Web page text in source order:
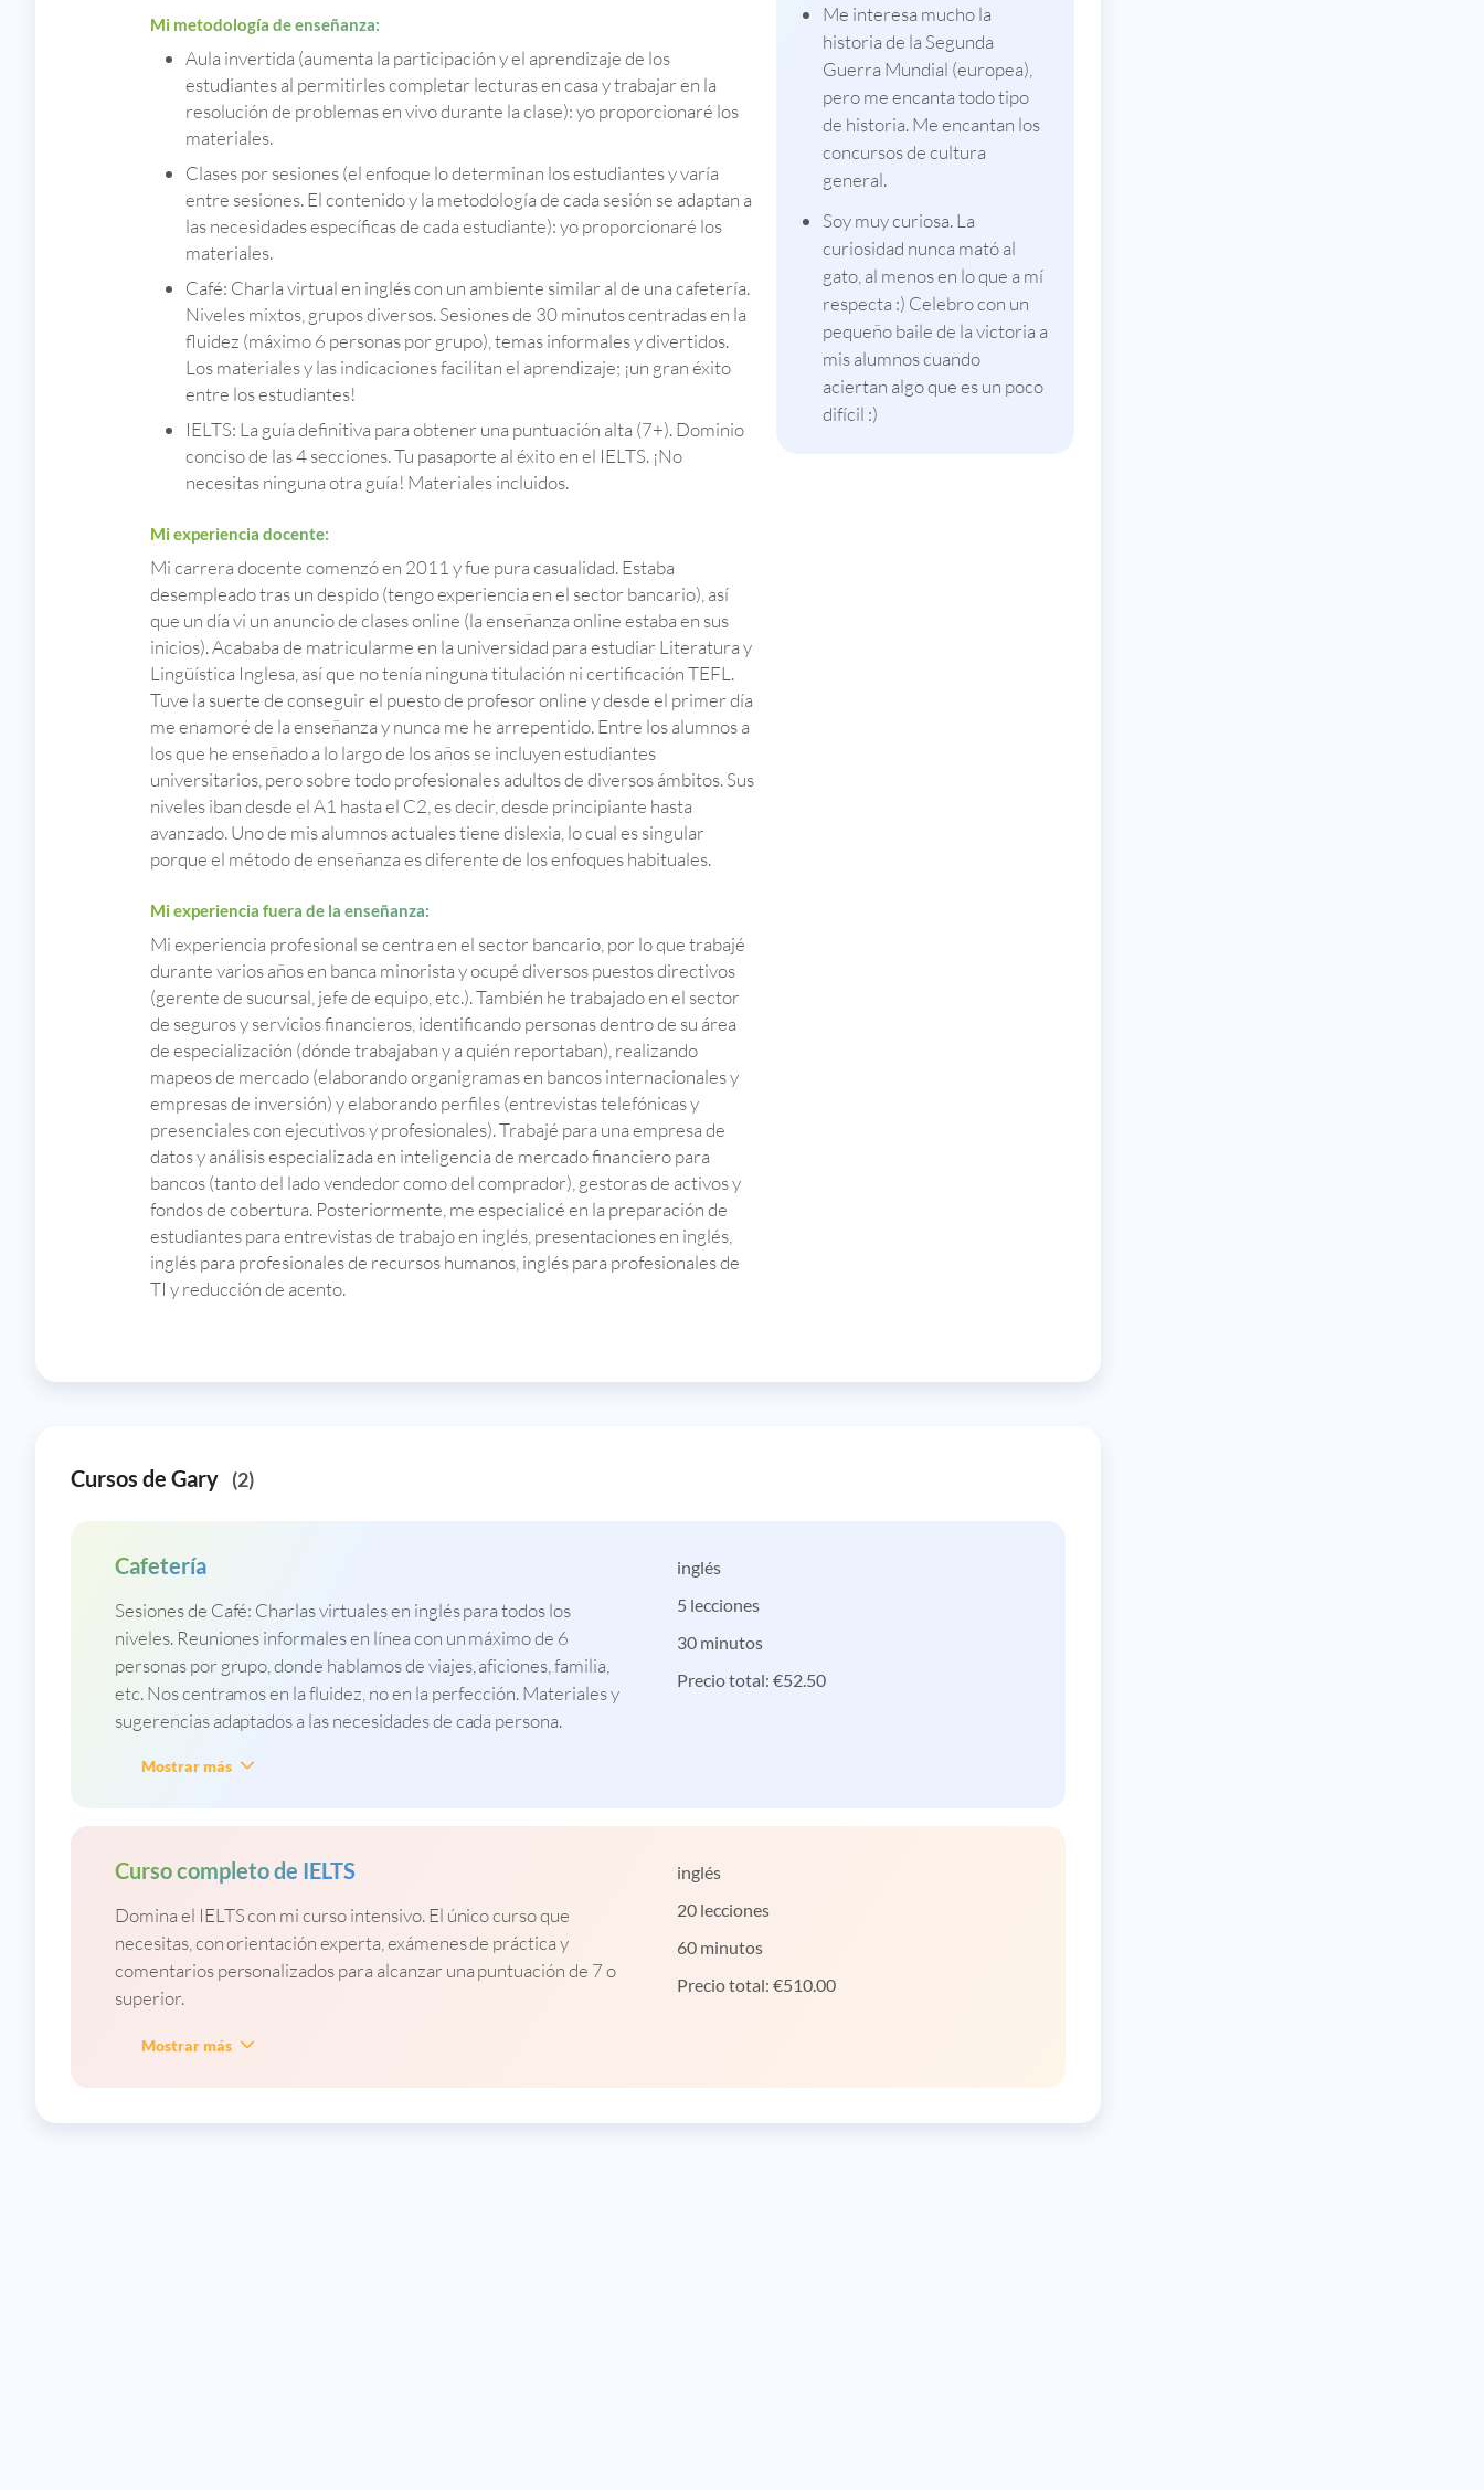
Mi metodología de enseñanza:
Aula invertida (aumenta la participación y el aprendizaje de los
estudiantes al permitirles completar lecturas en casa y trabajar en la
resolución de problemas en vivo durante la clase): yo proporcionaré los
materiales.
Clases por sesiones (el enfoque lo determinan los estudiantes y varía
entre sesiones. El contenido y la metodología de cada sesión se adaptan a
las necesidades específicas de cada estudiante): yo proporcionaré los
materiales.
Café: Charla virtual en inglés con un ambiente similar al de una cafetería.
Niveles mixtos, grupos diversos. Sesiones de 30 minutos centradas en la
fluidez (máximo 6 personas por grupo), temas informales y divertidos.
Los materiales y las indicaciones facilitan el aprendizaje; ¡un gran éxito
entre los estudiantes!
IELTS: La guía definitiva para obtener una puntuación alta (7+). Dominio
conciso de las 4 secciones. Tu pasaporte al éxito en el IELTS. ¡No
necesitas ninguna otra guía! Materiales incluidos.
Mi experiencia docente:
Mi carrera docente comenzó en 2011 y fue pura casualidad. Estaba
desempleado tras un despido (tengo experiencia en el sector bancario), así
que un día vi un anuncio de clases online (la enseñanza online estaba en sus
inicios). Acababa de matricularme en la universidad para estudiar Literatura y
Lingüística Inglesa, así que no tenía ninguna titulación ni certificación TEFL.
Tuve la suerte de conseguir el puesto de profesor online y desde el primer día
me enamoré de la enseñanza y nunca me he arrepentido. Entre los alumnos a
los que he enseñado a lo largo de los años se incluyen estudiantes
universitarios, pero sobre todo profesionales adultos de diversos ámbitos. Sus
niveles iban desde el A1 hasta el C2, es decir, desde principiante hasta
avanzado. Uno de mis alumnos actuales tiene dislexia, lo cual es singular
porque el método de enseñanza es diferente de los enfoques habituales.
Mi experiencia fuera de la enseñanza:
Mi experiencia profesional se centra en el sector bancario, por lo que trabajé
durante varios años en banca minorista y ocupé diversos puestos directivos
(gerente de sucursal, jefe de equipo, etc.). También he trabajado en el sector
de seguros y servicios financieros, identificando personas dentro de su área
de especialización (dónde trabajaban y a quién reportaban), realizando
mapeos de mercado (elaborando organigramas en bancos internacionales y
empresas de inversión) y elaborando perfiles (entrevistas telefónicas y
presenciales con ejecutivos y profesionales). Trabajé para una empresa de
datos y análisis especializada en inteligencia de mercado financiero para
bancos (tanto del lado vendedor como del comprador), gestoras de activos y
fondos de cobertura. Posteriormente, me especialicé en la preparación de
estudiantes para entrevistas de trabajo en inglés, presentaciones en inglés,
inglés para profesionales de recursos humanos, inglés para profesionales de
TI y reducción de acento.
Me interesa mucho la
historia de la Segunda
Guerra Mundial (europea),
pero me encanta todo tipo
de historia. Me encantan los
concursos de cultura
general.
Soy muy curiosa. La
curiosidad nunca mató al
gato, al menos en lo que a mí
respecta :) Celebro con un
pequeño baile de la victoria a
mis alumnos cuando
aciertan algo que es un poco
difícil :)
Cursos de Gary (2)
Cafetería
Sesiones de Café: Charlas virtuales en inglés para todos los
niveles. Reuniones informales en línea con un máximo de 6
personas por grupo, donde hablamos de viajes, aficiones, familia,
etc. Nos centramos en la fluidez, no en la perfección. Materiales y
sugerencias adaptados a las necesidades de cada persona.
inglés
5 lecciones
30 minutos
Precio total: €52.50
Mostrar más
Curso completo de IELTS
Domina el IELTS con mi curso intensivo. El único curso que
necesitas, con orientación experta, exámenes de práctica y
comentarios personalizados para alcanzar una puntuación de 7 o
superior.
inglés
20 lecciones
60 minutos
Precio total: €510.00
Mostrar más